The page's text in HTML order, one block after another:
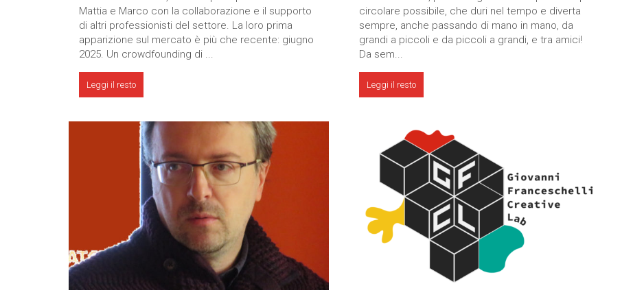
Mattia e Marco con la collaborazione e il supporto
di altri professionisti del settore. La loro prima
apparizione sul mercato è più che recente: giugno
2025. Un crowdfounding di ...
Leggi il resto
circolare possibile, che duri nel tempo e diverta
sempre, anche passando di mano in mano, da
grandi a piccoli e da piccoli a grandi, e tra amici!
Da sem...
Leggi il resto